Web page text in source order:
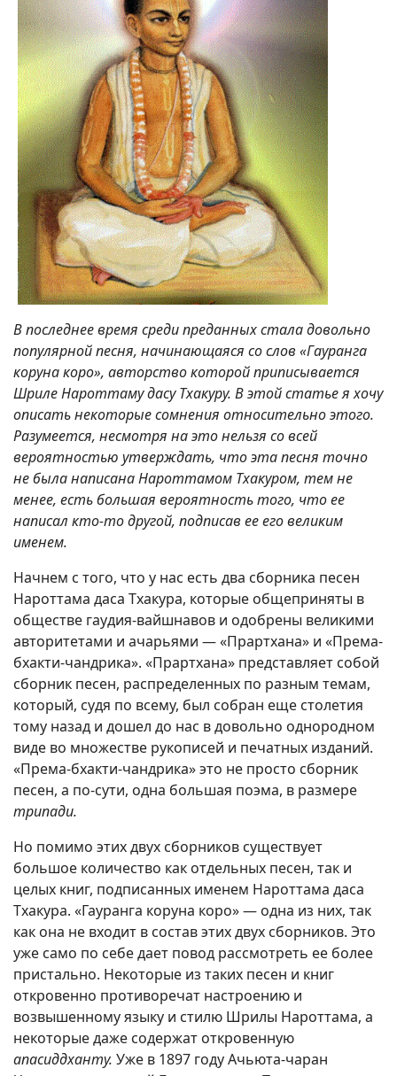
В последнее время среди преданных стала довольно
популярной песня, начинающаяся со слов «Гауранга
коруна коро», авторство которой приписывается
Шриле Нароттаму дасу Тхакуру. В этой статье я хочу
описать некоторые сомнения относительно этого.
Разумеется, несмотря на это нельзя со всей
вероятностью утверждать, что эта песня точно
не была написана Нароттамом Тхакуром, тем не
менее, есть большая вероятность того, что ее
написал кто-то другой, подписав ее его великим
именем.
Начнем с того, что у нас есть два сборника песен
Нароттама даса Тхакура, которые общеприняты в
обществе гаудия-вайшнавов и одобрены великими
авторитетами и ачарьями — «Прартхана» и «Према-
бхакти-чандрика». «Прартхана» представляет собой
сборник песен, распределенных по разным темам,
который, судя по всему, был собран еще столетия
тому назад и дошел до нас в довольно однородном
виде во множестве рукописей и печатных изданий.
«Према-бхакти-чандрика» это не просто сборник
песен, а по-сути, одна большая поэма, в размере
трипади.
Но помимо этих двух сборников существует
большое количество как отдельных песен, так и
целых книг, подписанных именем Нароттама даса
Тхакура. «Гауранга коруна коро» — одна из них, так
как она не входит в состав этих двух сборников. Это
уже само по себе дает повод рассмотреть ее более
пристально. Некоторые из таких песен и книг
откровенно противоречат настроению и
возвышенному языку и стилю Шрилы Нароттама, а
некоторые даже содержат откровенную
апасиддханту. Уже в 1897 году Ачьюта-чаран